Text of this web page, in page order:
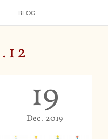
BLOG
. 12
19
Dec 2019